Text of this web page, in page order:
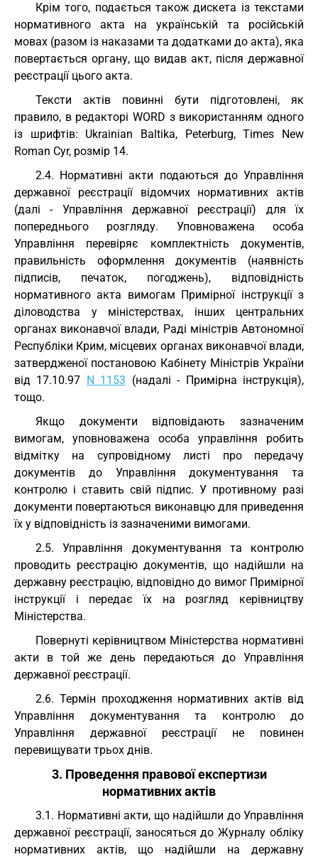
Крім того, подається також дискета із текстами
нормативного акта на українській та російській
мовах (разом із наказами та додатками до акта), яка
повертається органу, що видав акт, після державної
реєстрації цього акта.
Тексти актів повинні бути підготовлені, як
правило, в редакторі WORD з використанням одного
із шрифтів: Ukrainian Baltika, Peterburg, Times New
Roman Cyr, розмір 14.
2.4. Нормативні акти подаються до Управління
державної реєстрації відомчих нормативних актів
(далі - Управління державної реєстрації) для їх
попереднього розгляду. Уповноважена особа
Управління перевіряє комплектність документів,
правильність оформлення документів (наявність
підписів, печаток, погоджень), відповідність
нормативного акта вимогам Примірної інструкції з
діловодства у міністерствах, інших центральних
органах виконавчої влади, Раді міністрів Автономної
Республіки Крим, місцевих органах виконавчої влади,
затвердженої постановою Кабінету Міністрів України
від 17.10.97 N 1153 (надалі - Примірна інструкція),
тощо.
Якщо документи відповідають зазначеним
вимогам, уповноважена особа управління робить
відмітку на супровідному листі про передачу
документів до Управління документування та
контролю і ставить свій підпис. У противному разі
документи повертаються виконавцю для приведення
їх у відповідність із зазначеними вимогами.
2.5. Управління документування та контролю
проводить реєстрацію документів, що надійшли на
державну реєстрацію, відповідно до вимог Примірної
інструкції і передає їх на розгляд керівництву
Міністерства.
Повернуті керівництвом Міністерства нормативні
акти в той же день передаються до Управління
державної реєстрації.
2.6. Термін проходження нормативних актів від
Управління документування та контролю до
Управління державної реєстрації не повинен
перевищувати трьох днів.
3. Проведення правової експертизи
нормативних актів
3.1. Нормативні акти, що надійшли до Управління
державної реєстрації, заносяться до Журналу обліку
нормативних актів, що надійшли на державну